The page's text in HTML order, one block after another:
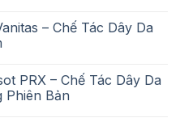
– Chế Tác Dây Da
PRX – Chế Tác Dây Da
Phiên Bản